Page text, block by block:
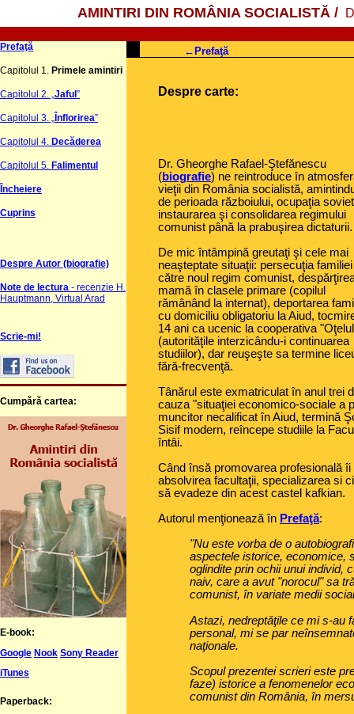
AMINTIRI DIN ROMÂNIA SOCIALISTĂ /
Prefaţă
Capitolul 1. Primele amintiri
Capitolul 2. „Jaful ”
Capitolul 3. „ Înflorirea”
Capitolul 4. Decăderea
Capitolul 5. Falimentul
Încheiere
Cuprins
Despre Autor (biografie)
Note de lectura - recenzie H.
Hauptmann, Virtual Arad
Scrie-mi!
Cumpără cartea:
E-book:
Google Nook Sony Reader
iTunes
Paperback:
← Prefaţă
Despre carte:
Dr. Gheorghe Rafael-Ştefănescu
(biografie) ne reintroduce în
vieţii din România socialistă,
de perioada războiului, ocupaţia
instaurarea şi consolidarea regimului
comunist până la prabuşirea
De mic întâmpină greutaţi şi cele mai
neaşteptate situaţii: persecuţia
către noul regim comunist,
mamă în clasele primare (copilul
rămânând la internat), deportarea
cu domiciliu obligatoriu la Aiud,
14 ani ca ucenic la cooperativa
(autorităţile interzicându-i continuarea
studiilor), dar reuşeşte sa termine
fără-frecvenţă.
Tânărul este exmatriculat în anul trei
cauza "situaţiei economico-sociale a
muncitor necalificat în Aiud, termină
Sisif modern, reîncepe studiile la
întâi.
Când însă promovarea profesională
absolvirea facultaţii, specializarea si
să evadeze din acest castel kafkian.
Autorul menţionează în Prefaţă:
"Nu este vorba de o
aspectele istorice, economice,
oglindite prin ochii unui individ,
naiv, care a avut "norocul" sa
comunist, în variate medii
Astazi, nedreptăţile ce mi s-au
personal, mi se par
naţionale.
Scopul prezentei scrieri este
faze) istorice a fenomenelor
comunist din România, în